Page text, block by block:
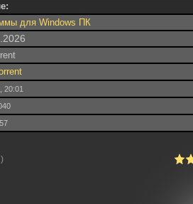
для Windows ПК
20:01